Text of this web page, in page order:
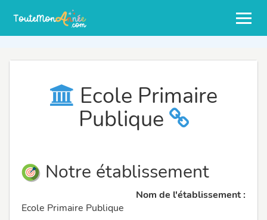
Ecole Primaire
Publique
Notre établissement
Nom de l'établissement :
Ecole Primaire Publique